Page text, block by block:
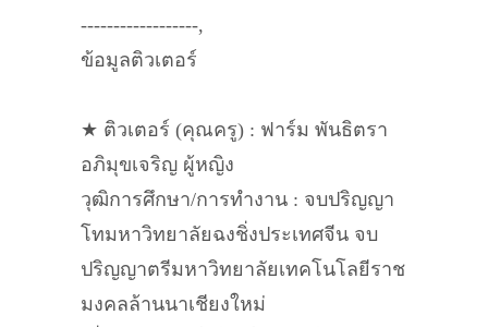
------------------,
ข้อมูลติวเตอร์
★ ติวเตอร์ (คุณครู) : ฟาร์ม พันธิตรา
อภิมุขเจริญ ผู้หญิง
วุฒิการศึกษา/การทำงาน : จบปริญญา
โทมหาวิทยาลัยฉงชิ่งประเทศจีน จบ
ปริญญาตรีมหาวิทยาลัยเทคโนโลยีราช
มงคลล้านนาเชียงใหม่